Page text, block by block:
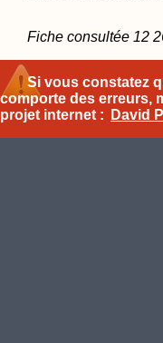
Fiche consultée 12
Si vous constatez
comporte des erreurs,
projet internet :
David